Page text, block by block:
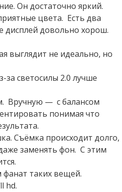
Он достаточно яркий.
цвета. Есть два
дисплей довольно хорош.
выглядит не идеально, но
светосилы 2.0 лучше
Вручную — с балансом
понимая что
Съёмка происходит долго,
заменять фон. С этим
таких вещей.
hd.